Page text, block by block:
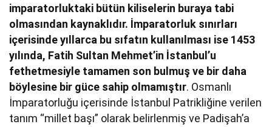
imparatorluktaki bütün kiliselerin buraya tabi
olmasından kaynaklıdır. İmparatorluk sınırları
içerisinde yıllarca bu sıfatın kullanılması ise 1453
yılında, Fatih Sultan Mehmet’in İstanbul’u
fethetmesiyle tamamen son bulmuş ve bir daha
böylesine bir güce sahip olmamıştır. Osmanlı
İmparatorluğu içerisinde İstanbul Patrikliğine verilen
tanım “millet başı” olarak belirlenmiş ve Padişah’a